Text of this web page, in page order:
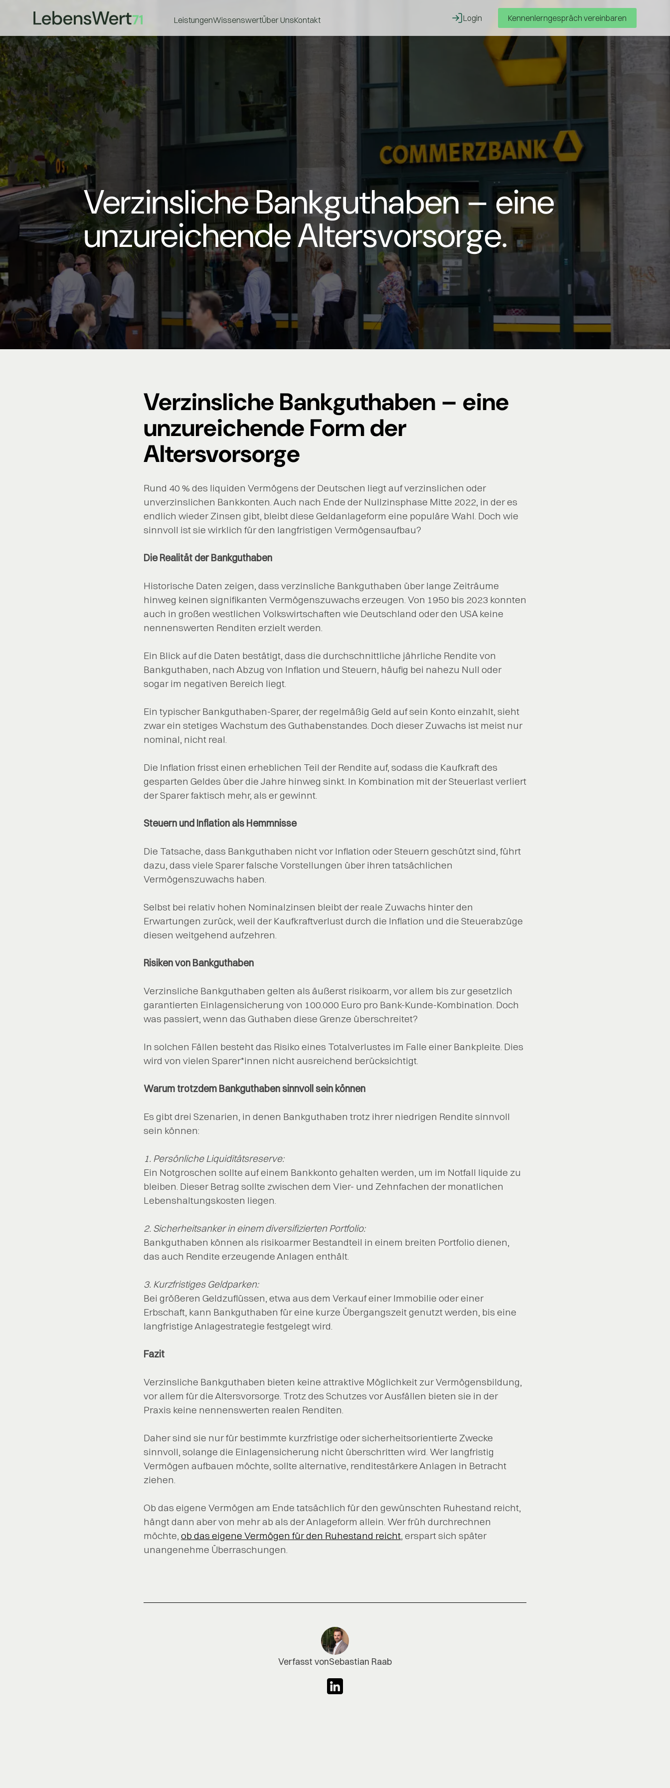
LeistungenWissenswertÜber UnsKontakt Login Kennenlerngespräch vereinbaren
Verzinsliche Bankguthaben – eine
unzureichende Altersvorsorge.
Verzinsliche Bankguthaben – eine
unzureichende Form der
Altersvorsorge
Rund 40 % des liquiden Vermögens der Deutschen liegt auf verzinslichen oder
unverzinslichen Bankkonten. Auch nach Ende der Nullzinsphase Mitte 2022, in der es
endlich wieder Zinsen gibt, bleibt diese Geldanlageform eine populäre Wahl. Doch wie
sinnvoll ist sie wirklich für den langfristigen Vermögensaufbau?
Die Realität der Bankguthaben
Historische Daten zeigen, dass verzinsliche Bankguthaben über lange Zeiträume
hinweg keinen signifikanten Vermögenszuwachs erzeugen. Von 1950 bis 2023 konnten
auch in großen westlichen Volkswirtschaften wie Deutschland oder den USA keine
nennenswerten Renditen erzielt werden.
Ein Blick auf die Daten bestätigt, dass die durchschnittliche jährliche Rendite von
Bankguthaben, nach Abzug von Inflation und Steuern, häufig bei nahezu Null oder
sogar im negativen Bereich liegt.
Ein typischer Bankguthaben-Sparer, der regelmäßig Geld auf sein Konto einzahlt, sieht
zwar ein stetiges Wachstum des Guthabenstandes. Doch dieser Zuwachs ist meist nur
nominal, nicht real.
Die Inflation frisst einen erheblichen Teil der Rendite auf, sodass die Kaufkraft des
gesparten Geldes über die Jahre hinweg sinkt. In Kombination mit der Steuerlast verliert
der Sparer faktisch mehr, als er gewinnt.
Steuern und Inflation als Hemmnisse
Die Tatsache, dass Bankguthaben nicht vor Inflation oder Steuern geschützt sind, führt
dazu, dass viele Sparer falsche Vorstellungen über ihren tatsächlichen
Vermögenszuwachs haben.
Selbst bei relativ hohen Nominalzinsen bleibt der reale Zuwachs hinter den
Erwartungen zurück, weil der Kaufkraftverlust durch die Inflation und die Steuerabzüge
diesen weitgehend aufzehren.
Risiken von Bankguthaben
Verzinsliche Bankguthaben gelten als äußerst risikoarm, vor allem bis zur gesetzlich
garantierten Einlagensicherung von 100.000 Euro pro Bank-Kunde-Kombination. Doch
was passiert, wenn das Guthaben diese Grenze überschreitet?
In solchen Fällen besteht das Risiko eines Totalverlustes im Falle einer Bankpleite. Dies
wird von vielen Sparer*innen nicht ausreichend berücksichtigt.
Warum trotzdem Bankguthaben sinnvoll sein können
Es gibt drei Szenarien, in denen Bankguthaben trotz ihrer niedrigen Rendite sinnvoll
sein können:
1. Persönliche Liquiditätsreserve:
Ein Notgroschen sollte auf einem Bankkonto gehalten werden, um im Notfall liquide zu
bleiben. Dieser Betrag sollte zwischen dem Vier- und Zehnfachen der monatlichen
Lebenshaltungskosten liegen.
2. Sicherheitsanker in einem diversifizierten Portfolio:
Bankguthaben können als risikoarmer Bestandteil in einem breiten Portfolio dienen,
das auch Rendite erzeugende Anlagen enthält.
3. Kurzfristiges Geldparken:
Bei größeren Geldzuflüssen, etwa aus dem Verkauf einer Immobilie oder einer
Erbschaft, kann Bankguthaben für eine kurze Übergangszeit genutzt werden, bis eine
langfristige Anlagestrategie festgelegt wird.
Fazit
Verzinsliche Bankguthaben bieten keine attraktive Möglichkeit zur Vermögensbildung,
vor allem für die Altersvorsorge. Trotz des Schutzes vor Ausfällen bieten sie in der
Praxis keine nennenswerten realen Renditen.
Daher sind sie nur für bestimmte kurzfristige oder sicherheitsorientierte Zwecke
sinnvoll, solange die Einlagensicherung nicht überschritten wird. Wer langfristig
Vermögen aufbauen möchte, sollte alternative, renditestärkere Anlagen in Betracht
ziehen.
Ob das eigene Vermögen am Ende tatsächlich für den gewünschten Ruhestand reicht,
hängt dann aber von mehr ab als der Anlageform allein. Wer früh durchrechnen
möchte, ob das eigene Vermögen für den Ruhestand reicht, erspart sich später
unangenehme Überraschungen.
Verfasst vonSebastian Raab